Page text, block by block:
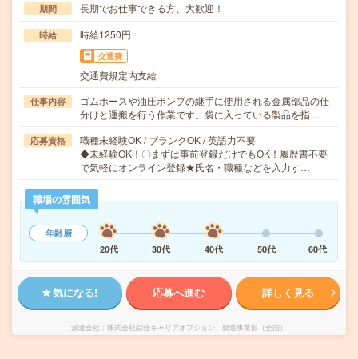
期間 長期でお仕事できる方、大歓迎！
時給 時給1250円
交通費
交通費規定内支給
仕事内容
ゴムホースや油圧ポンプの継手に使用される金属部品の仕
分けと運搬を行う作業です。袋に入っている製品を指…
応募資格
職種未経験OK / ブランクOK / 英語力不要
◆未経験OK！〇まずは事前登録だけでもOK！履歴書不要
で気軽にオンライン登録★氏名・職種などを入力す…
職場の雰囲気
年齢層
20代
30代 40代 50代 60代
気になる! 応募へ進む 詳しく見る
派遣会社 株式会社綜合キャリアオプション 製造事業部（全国）